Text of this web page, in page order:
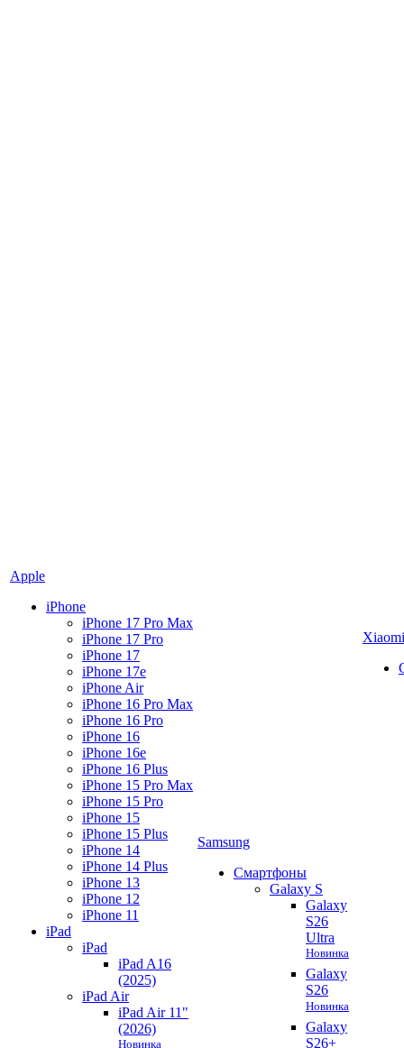
Apple
iPhone
iPhone 17 Pro Max
iPhone 17 Pro
iPhone 17
iPhone 17e
iPhone Air
iPhone 16 Pro Max
iPhone 16 Pro
iPhone 16
iPhone 16e
iPhone 16 Plus
iPhone 15 Pro Max
iPhone 15 Pro
iPhone 15
iPhone 15 Plus
iPhone 14
iPhone 14 Plus
iPhone 13
iPhone 12
iPhone 11
iPad
iPad
iPad A16
(2025)
iPad Air
iPad Air 11"
(2026)
Новинка
Samsung
Смартфоны
Galaxy S
Galaxy
S26
Ultra
Новинка
Galaxy
S26
Новинка
Galaxy
S26+
Xiaomi